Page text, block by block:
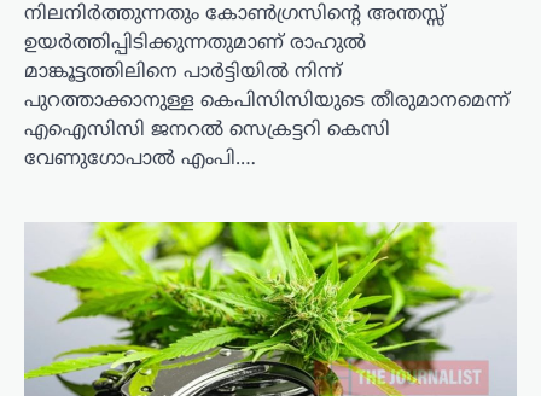
നിലനിര്‍ത്തുന്നതും കോണ്‍ഗ്രസിന്റെ അന്തസ്സ്
ഉയര്‍ത്തിപ്പിടിക്കുന്നതുമാണ് രാഹുല്‍
മാങ്കൂട്ടത്തിലിനെ പാര്‍ട്ടിയില്‍ നിന്ന്
പുറത്താക്കാനുള്ള കെപിസിസിയുടെ തീരുമാനമെന്ന്
എഐസിസി ജനറല്‍ സെക്രട്ടറി കെസി
വേണുഗോപാല്‍ എംപി.…